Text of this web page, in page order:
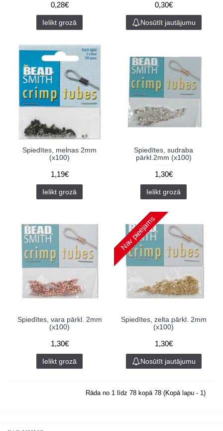
0,28€
Ielikt grozā
0,30€
Nosūtīt jautājumu
Spiedītes, melnas 2mm
(x100)
1,19€
Ielikt grozā
Spiedītes, sudraba
pārkl.2mm (x100)
1,30€
Ielikt grozā
Spiedītes, vara pārkl. 2mm
(x100)
1,30€
Ielikt grozā
Nav pieejams
Spiedītes, zelta pārkl. 2mm
(x100)
1,30€
Nosūtīt jautājumu
Rāda no 1 līdz 78 kopā 78 (Kopā lapu - 1)